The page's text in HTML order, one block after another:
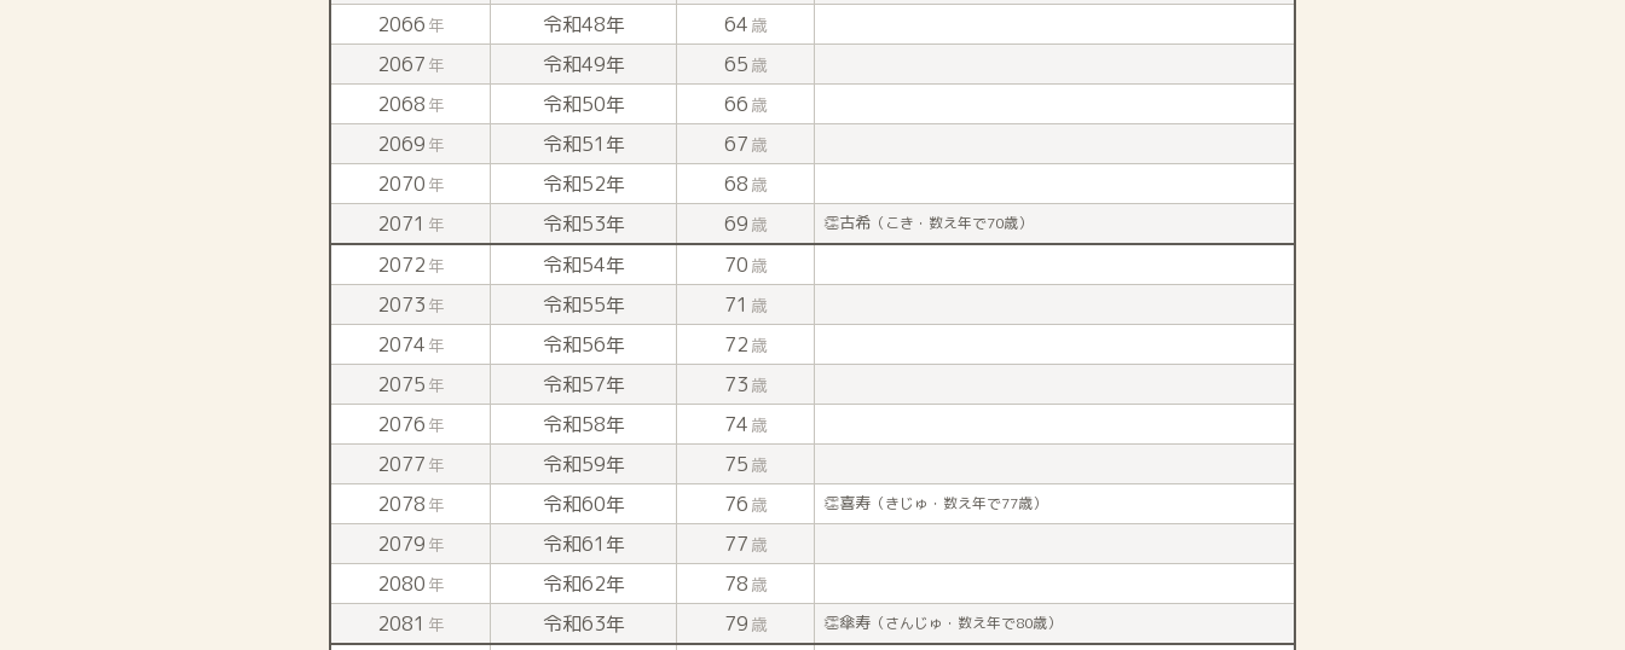
2066 年 令和48年 64 歳
2067 年 令和49年 65 歳
2068 年 令和50年 66 歳
2069 年 令和51年 67 歳
2070 年 令和52年 68 歳
2071 年 令和53年 69 歳 👏古希（こき・数え年で70歳）
2072 年 令和54年 70 歳
2073 年 令和55年 71 歳
2074 年 令和56年 72 歳
2075 年 令和57年 73 歳
2076 年 令和58年 74 歳
2077 年 令和59年 75 歳
2078 年 令和60年 76 歳 👏喜寿（きじゅ・数え年で77歳）
2079 年 令和61年 77 歳
2080 年 令和62年 78 歳
2081 年 令和63年 79 歳 👏傘寿（さんじゅ・数え年で80歳）